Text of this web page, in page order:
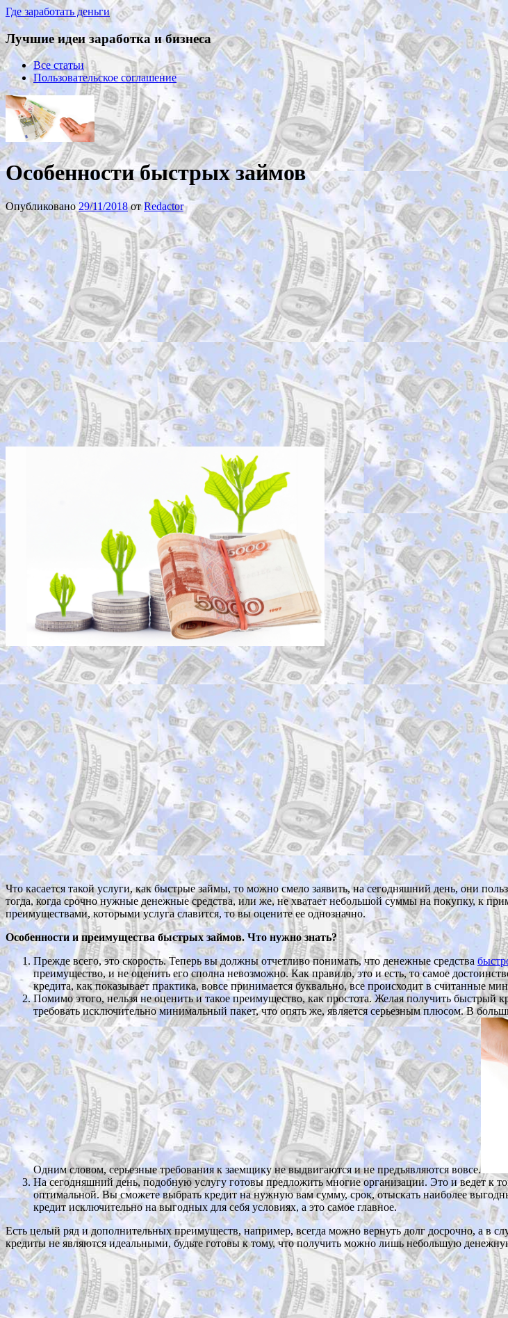
Где заработать деньги
Лучшие идеи заработка и бизнеса
Все статьи
Пользовательское соглашение
Особенности быстрых займов
Опубликовано29/11/2018 отRedactor
Что касается такой услуги, как быстрые займы, то можно смело заявить, на сегодняшний день, они
тогда, когда срочно нужные денежные средства, или же, не хватает небольшой суммы на покупку, к
преимуществами, которыми услуга славится, то вы оцените ее однозначно.
Особенности и преимущества быстрых займов. Что нужно знать?
Прежде всего, это скорость. Теперь вы должны отчетливо понимать, что денежные средства
преимущество, и не оценить его сполна невозможно. Как правило, это и есть, то самое
кредита, как показывает практика, вовсе принимается буквально, все происходит в считанные
Помимо этого, нельзя не оценить и такое преимущество, как простота. Желая получить быстрый
требовать исключительно минимальный пакет, что опять же, является серьезным плюсом. В
Одним словом, серьезные требования к заемщику не выдвигаются и не предъявляются вовсе.
На сегодняшний день, подобную услугу готовы предложить многие организации. Это и ведет к
оптимальной. Вы сможете выбрать кредит на нужную вам сумму, срок, отыскать наиболее
кредит исключительно на выгодных для себя условиях, а это самое главное.
Есть целый ряд и дополнительных преимуществ, например, всегда можно вернуть долг досрочно, а в
кредиты не являются идеальными, будьте готовы к тому, что получить можно лишь небольшую